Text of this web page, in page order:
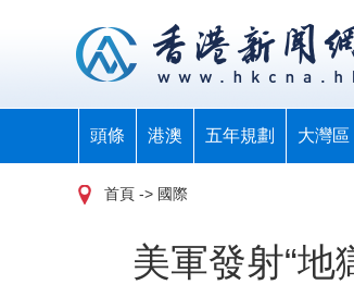
頭條 港澳 五年規劃 大灣區
首頁 -> 國際
美軍發射“地